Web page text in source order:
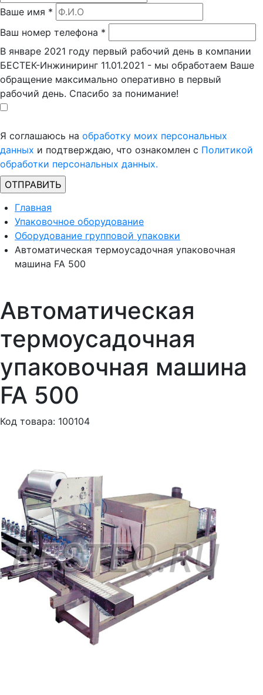
Ваше имя *
Ваш номер телефона *
В январе 2021 году первый рабочий день в компании
БЕСТЕК-Инжиниринг 11.01.2021 - мы обработаем Ваше
обращение максимально оперативно в первый
рабочий день. Спасибо за понимание!
Я соглашаюсь на обработку моих персональных
данных и подтверждаю, что ознакомлен с Политикой
обработки персональных данных.
Главная
Упаковочное оборудование
Оборудование групповой упаковки
Автоматическая термоусадочная упаковочная
машина FA 500
Автоматическая
термоусадочная
упаковочная машина
FA 500
Код товара: 100104